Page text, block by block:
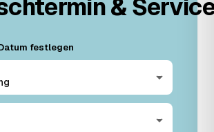
&
festlegen